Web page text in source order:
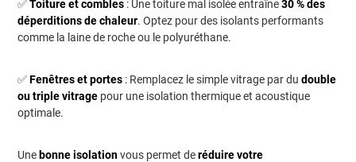
✅Toiture et combles : Une toiture mal isolée entraîne30 % des
déperditions de chaleur. Optez pour des isolants performants
comme la laine de roche ou le polyuréthane.
✅Fenêtres et portes : Remplacez le simple vitrage par dudouble
ou triple vitrage pour une isolation thermique et acoustique
optimale.
Unebonne isolationvous permet deréduire votre